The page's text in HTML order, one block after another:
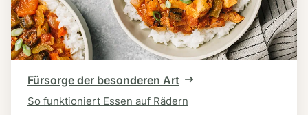
Fürsorge der besonderen Art
So funktioniert Essen auf Rädern